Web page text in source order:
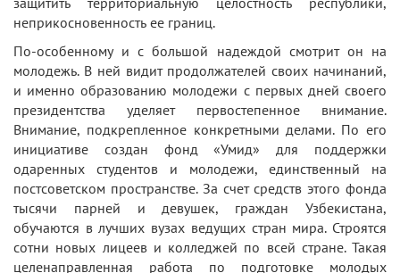
неприкосновенность ее границ.
По-особенному и с большой надеждой смотрит он на
молодежь. В ней видит продолжателей своих начинаний,
и именно образованию молодежи с первых дней своего
президентства уделяет первостепенное внимание.
Внимание, подкрепленное конкретными делами. По его
инициативе создан фонд «Умид» для поддержки
одаренных студентов и молодежи, единственный на
постсоветском пространстве. За счет средств этого фонда
тысячи парней и девушек, граждан Узбекистана,
обучаются в лучших вузах ведущих стран мира. Строятся
сотни новых лицеев и колледжей по всей стране. Такая
целенаправленная работа по подготовке молодых